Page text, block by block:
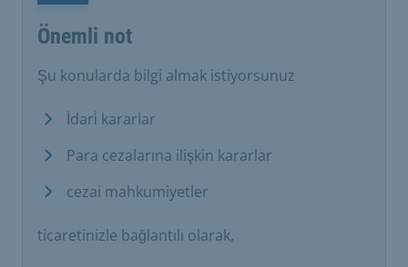
Önemli not
Şu konularda bilgi almak istiyorsunuz
İdari̇ kararlar
Para cezalarına ilişkin kararlar
cezai mahkumiyetler
ticaretinizle bağlantılı olarak,